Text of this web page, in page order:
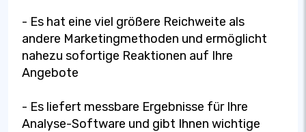
- Es hat eine viel größere Reichweite als
andere Marketingmethoden und ermöglicht
nahezu sofortige Reaktionen auf Ihre
Angebote
- Es liefert messbare Ergebnisse für Ihre
Analyse-Software und gibt Ihnen wichtige